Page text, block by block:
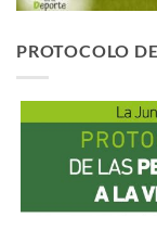
PROTOCOLO